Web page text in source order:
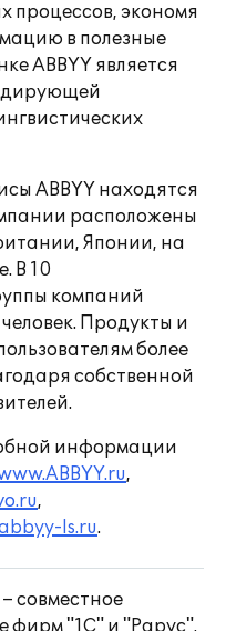
процессов, экономя
в полезные
ABBYY является
ABBYY находятся
расположены
Японии, на
В 10
компаний
Продукты и
более
собственной
информации
,
,
ls.ru.
– совместное
фирм "1С" и "Рарус".